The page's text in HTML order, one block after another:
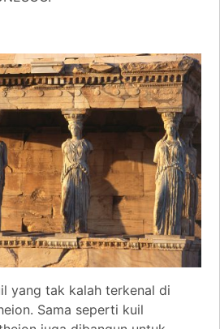
yang tak kalah terkenal di
Sama seperti kuil